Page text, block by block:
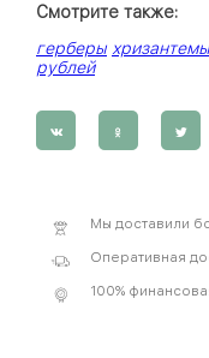
Смотрите также:
герберы хризантемы
рублей
Мы доставили
Оперативная
100%